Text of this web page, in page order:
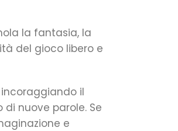
la fantasia, la
del gioco libero e
il
nuove parole. Se
e